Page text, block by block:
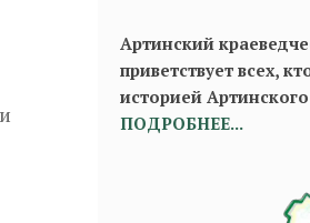
Артинский
приветствует всех,
историей
ПОДРОБНЕЕ...